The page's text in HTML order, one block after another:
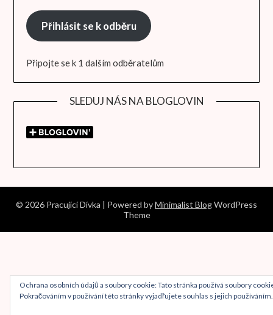
Přihlásit se k odběru
Připojte se k 1 dalším odběratelům
SLEDUJ NÁS NA BLOGLOVIN
© 2026 Pracující Dívka | Powered byMinimalist BlogWordPress
Theme
Ochrana osobních údajů a soubory cookie: Tato stránka používá soubory
Pokračováním v používání této stránky vyjadřujete souhlas s jejich používáním.